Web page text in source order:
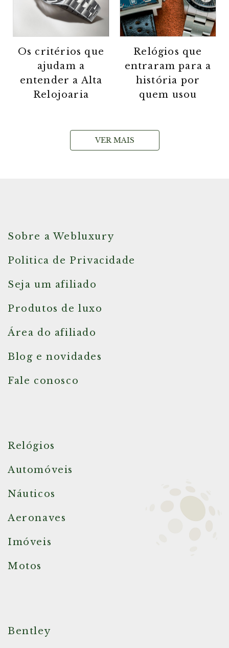
Os critérios que
ajudam a
entender a Alta
Relojoaria
Relógios que
entraram para a
história por
quem usou
VER MAIS
Sobre a Webluxury
Politica de Privacidade
Seja um afiliado
Produtos de luxo
Área do afiliado
Blog e novidades
Fale conosco
Relógios
Automóveis
Náuticos
Aeronaves
Imóveis
Motos
Bentley